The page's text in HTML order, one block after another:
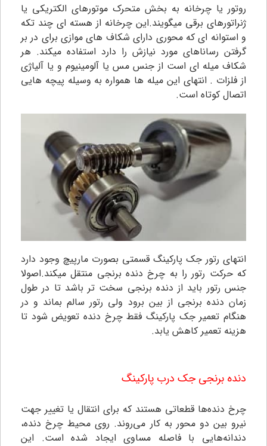
روتور یا چرخانه به بخش متحرک موتورهای الکتریکی یا
ژنراتورهای برقی میگویند.این چرخانه از هسته ای چند تکه
و استوانه ای که محوری دارای شکاف های موازی برای در بر
گرفتن رساناهای مورد نیازش را دارد استفاده میکند. هر
شکاف میله ای است از جنس مس یا آلومینیوم و یا آلیاژی
از فلزات . انتهای این میله ها همواره به وسیله پیچه هایی
اتصال کوتاه است.
انتهای رتور جک پارکینگ قسمتی بصورت مارپیچ وجود دارد
که حرکت رتور را به چرخ دنده برنجی منتقل میکند.اصولا
جنس رتور باید از دنده برنجی سخت تر باشد تا در طول
زمان دنده برنجی از بین برود ولی رتور سالم بماند و در
هنگام تعمیر جک پارکینگ فقط چرخ دنده تعویض شود تا
هزینه تعمیر کاهش یابد.
دنده برنجی جک درب پارکینگ
چرخ دنده‌ها قطعاتی هستند که برای انتقال یا تغییر جهت
نیرو بین دو محور به کار می‌روند. روی محیط چرخ دنده،
دندانه‌هایی با فاصله مساوی ایجاد شده است. این